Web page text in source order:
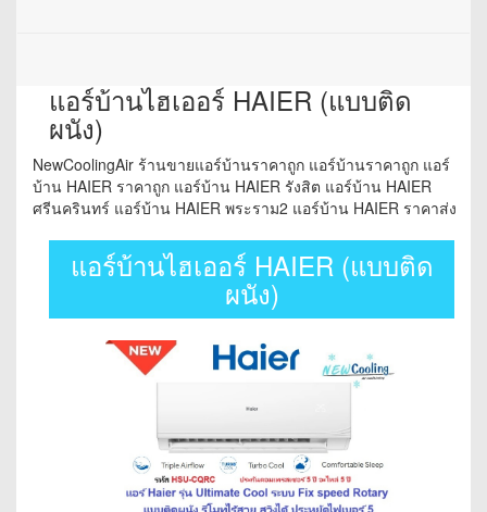
แอร์บ้านไฮเออร์ HAIER (แบบติด
ผนัง)
NewCoolingAir ร้านขายแอร์บ้านราคาถูก แอร์บ้านราคาถูก แอร์
บ้าน HAIER ราคาถูก แอร์บ้าน HAIER รังสิต แอร์บ้าน HAIER
ศรีนครินทร์ แอร์บ้าน HAIER พระราม2 แอร์บ้าน HAIER ราคาส่ง
แอร์บ้านไฮเออร์ HAIER (แบบติด
ผนัง)